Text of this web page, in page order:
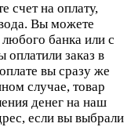
счет на оплату,
Вы можете
банка или с
заказ в
вы сразу же
случае, товар
денег на наш
если вы выбрали